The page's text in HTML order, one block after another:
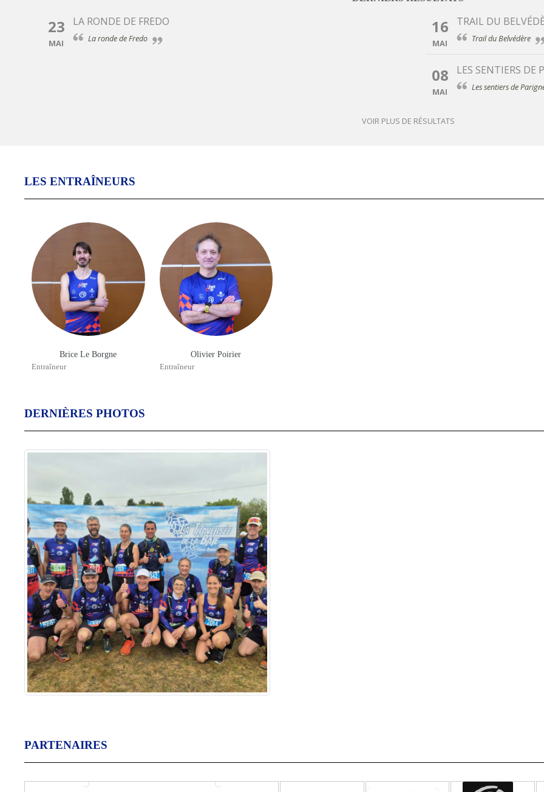
23
MAI
LA RONDE DE FREDO
La ronde de Fredo
16
MAI
TRAIL DU
Trail du Belvédère
08
MAI
LES SENTIERS DE
Les sentiers de
VOIR PLUS DE RÉSULTATS
LES ENTRAÎNEURS
Brice Le Borgne
Entraîneur
Olivier Poirier
Entraîneur
DERNIÈRES PHOTOS
PARTENAIRES